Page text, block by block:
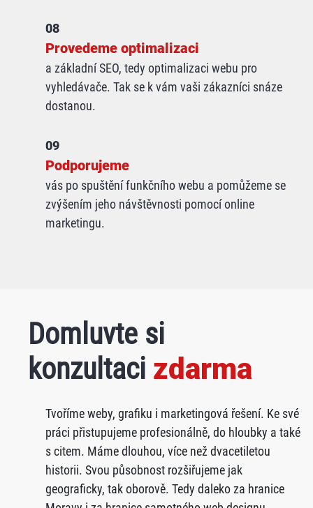
08
Provedeme optimalizaci
a základní SEO, tedy optimalizaci webu pro
vyhledávače. Tak se k vám vaši zákazníci snáze
dostanou.
09
Podporujeme
vás po spuštění funkčního webu a pomůžeme se
zvýšením jeho návštěvnosti pomocí online
marketingu.
Domluvte si
konzultaci zdarma
Tvoříme weby, grafiku i marketingová řešení. Ke své
práci přistupujeme profesionálně, do hloubky a také
s citem. Máme dlouhou, více než dvacetiletou
historii. Svou působnost rozšiřujeme jak
geograficky, tak oborově. Tedy daleko za hranice